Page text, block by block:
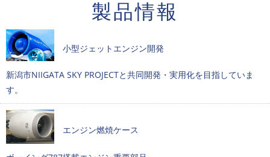
製品情報
小型ジェットエンジン開発
新潟市NIIGATA SKY PROJECTと共同開発・実用化を目指していま
す。
エンジン燃焼ケース